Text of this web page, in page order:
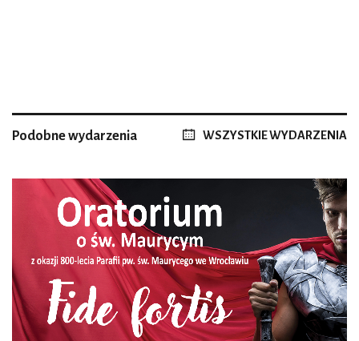
Podobne wydarzenia WSZYSTKIE WYDARZENIA